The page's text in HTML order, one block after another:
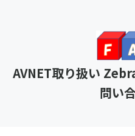
AVNET取り扱い
問い